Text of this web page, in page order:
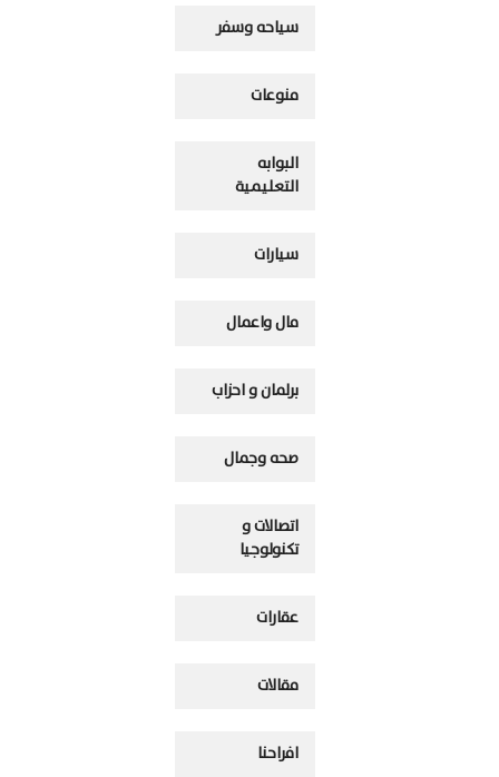
سياحه وسفر
منوعات
البوابه
التعليمية
سيارات
مال واعمال
برلمان و احزاب
صحه وجمال
اتصالات و
تكنولوجيا
عقارات
مقالات
افراحنا